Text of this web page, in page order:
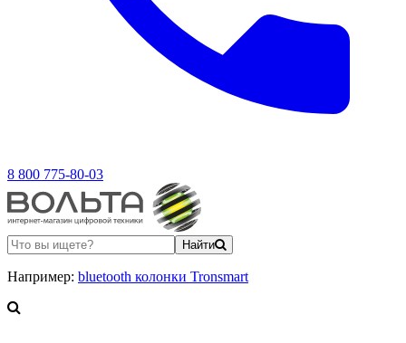
8 800 775-80-03
Найти
Например: bluetooth колонки Tronsmart